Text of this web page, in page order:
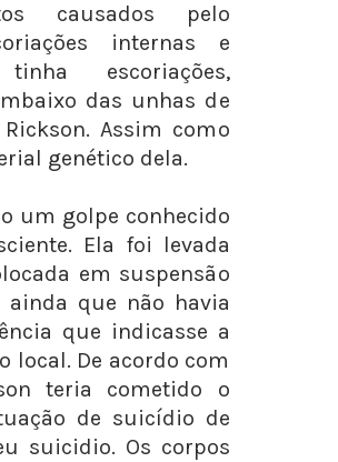
causados pelo
internas e
escoriações,
das unhas de
Assim como
genético dela.
um golpe conhecido
Ela foi levada
em suspensão
ainda que não havia
que indicasse a
local. De acordo com
teria cometido o
de suicídio de
suicidio. Os corpos